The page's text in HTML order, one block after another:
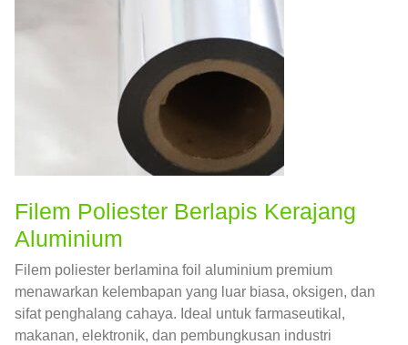
Filem Poliester Berlapis Kerajang
Aluminium
Filem poliester berlamina foil aluminium premium
menawarkan kelembapan yang luar biasa, oksigen, dan
sifat penghalang cahaya. Ideal untuk farmaseutikal,
makanan, elektronik, dan pembungkusan industri